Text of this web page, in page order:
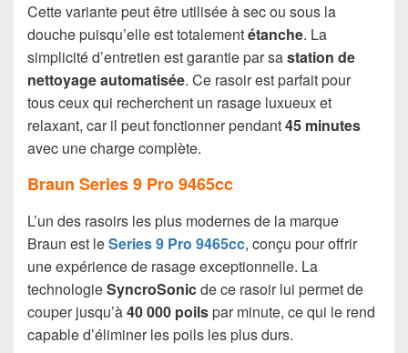
Cette variante peut être utilisée à sec ou sous la
douche puisqu’elle est totalementétanche. La
simplicité d’entretien est garantie par sastation de
nettoyage automatisée. Ce rasoir est parfait pour
tous ceux qui recherchent un rasage luxueux et
relaxant, car il peut fonctionner pendant45 minutes
avec une charge complète.
Braun Series 9 Pro 9465cc
L’un des rasoirs les plus modernes de la marque
Braun est leSeries 9 Pro 9465cc, conçu pour offrir
une expérience de rasage exceptionnelle. La
technologieSyncroSonicde ce rasoir lui permet de
couper jusqu’à40 000 poilspar minute, ce qui le rend
capable d’éliminer les poils les plus durs.